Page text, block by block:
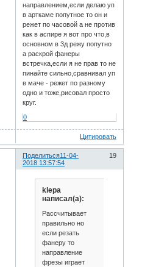
направлением,если делаю уп
в арткаме попутное то он и
режет по часовой а не против
как в аспире я вот про что,в
основном в 3д режу попутно
а раскрой фанеры
встречка,если я не прав то не
пинайте сильно,сравнивал уп
в маче - режет по разному
одно и тоже,рисовал просто
круг.
0
Цитировать
Поделиться 19
11-04-
2018 13:57:54
klepa
написал(а):
Рассчитывает
правильно но
если резать
фанеру то
направление
фрезы играет